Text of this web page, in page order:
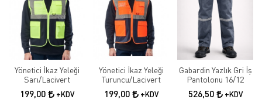
Yönetici İkaz Yeleği
Sarı/Lacivert
199,00 +KDV
Yönetici İkaz Yeleği
Turuncu/Lacivert
199,00 +KDV
Gabardin Yazlık Gri İş
Pantolonu 16/12
526,50 +KDV